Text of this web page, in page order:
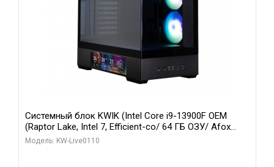
Системный блок KWIK (Intel Core i9-13900F OEM
(Raptor Lake, Intel 7, Efficient-co/ 64 ГБ ОЗУ/ Afox
RTX4090 24GB GDDR6X 384-Bit 3xDP HDMI ATX Turbo/
Модель: KW-Live0110